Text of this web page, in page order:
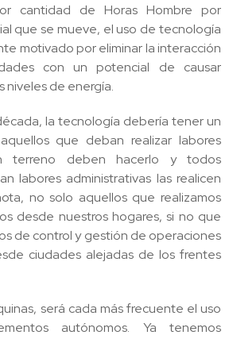
cantidad de Horas Hombre por
que se mueve, el uso de tecnología
motivado por eliminar la interacción
con un potencial de causar
niveles de energía.
la tecnología debería tener un
que deban realizar labores
terreno deben hacerlo y todos
labores administrativas las realicen
no solo aquellos que realizamos
desde nuestros hogares, si no que
de control y gestión de operaciones
ciudades alejadas de los frentes
será cada más frecuente el uso
autónomos. Ya tenemos